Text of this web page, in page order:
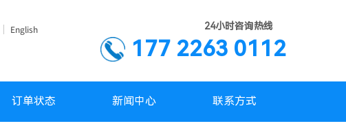
177 2263 0112
24小时咨询热线
English
订单状态 新闻中心 联系方式